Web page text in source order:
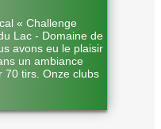
« Challenge
Lac - Domaine de
avons eu le plaisir
un ambiance
70 tirs. Onze clubs